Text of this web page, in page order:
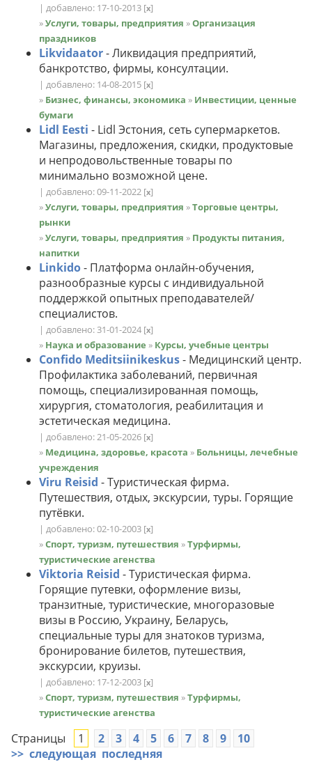
| добавлено: 17-10-2013 [x]
»Услуги, товары, предприятия »Организация
праздников
Likvidaator- Ликвидация предприятий,
банкротство, фирмы, консултации.
| добавлено: 14-08-2015 [x]
» Бизнес, финансы, экономика » Инвестиции, ценные
бумаги
Lidl Eesti - Lidl Эстония, сеть супермаркетов.
Магазины, предложения, скидки, продуктовые
и непродовольственные товары по
минимально возможной цене.
| добавлено: 09-11-2022 [x]
»Услуги, товары, предприятия »Торговые центры,
рынки
»Услуги, товары, предприятия » Продукты питания,
напитки
Linkido- Платформа онлайн-обучения,
разнообразные курсы с индивидуальной
поддержкой опытных преподавателей/
специалистов.
| добавлено: 31-01-2024 [x]
» Наука и образование » Курсы, учебные центры
Confido Meditsiinikeskus- Медицинский центр.
Профилактика заболеваний, первичная
помощь, специализированная помощь,
хирургия, стоматология, реабилитация и
эстетическая медицина.
| добавлено: 21-05-2026 [x]
» Медицина, здоровье, красота » Больницы, лечебные
учреждения
Viru Reisid - Туристическая фирма.
Путешествия, отдых, экскурсии, туры. Горящие
путёвки.
| добавлено: 02-10-2003 [x]
»Спорт, туризм, путешествия »Турфирмы,
туристические агенства
Viktoria Reisid - Туристическая фирма.
Горящие путевки, оформление визы,
транзитные, туристические, многоразовые
визы в Россию, Украину, Беларусь,
специальные туры для знатоков туризма,
бронирование билетов, путешествия,
экскурсии, круизы.
| добавлено: 17-12-2003 [x]
»Спорт, туризм, путешествия »Турфирмы,
туристические агенства
Страницы 1 2 3 4 5 6 7 8 9
10
>> следующая последняя